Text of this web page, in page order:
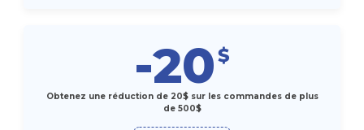
-20$
Obtenez une réduction de 20$ sur les commandes de plus
de 500$